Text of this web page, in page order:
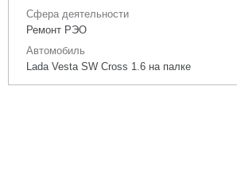
Сфера деятельности
Ремонт РЭО
Автомобиль
Lada Vesta SW Cross 1.6 на палке